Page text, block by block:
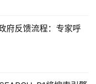
府反馈流程：专家呼